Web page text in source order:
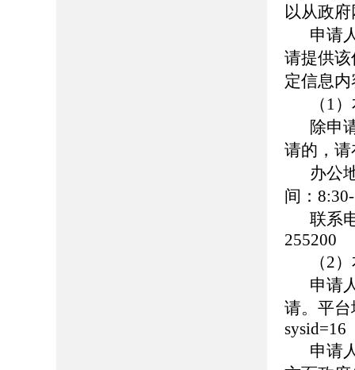
以从政
申请
请提供
定信息
（1
除申
请的，
办公
间：
联
255200
（2
申请
请。平台
sysid=16
申请